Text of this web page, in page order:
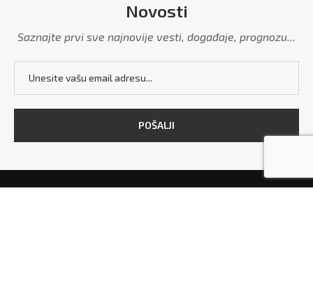
Novosti
Saznajte prvi sve najnovije vesti, događaje, prognozu...